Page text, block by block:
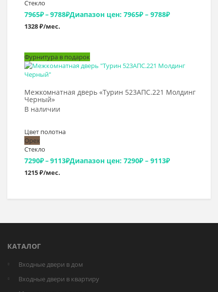
Стекло
7965₽–9788₽Диапазон цен: 7965₽ – 9788₽
1328 ₽/мес.
Фурнитура в подарок
Межкомнатная дверь «Турин 523АПС.221 Молдинг
Черный»
В наличии
Цвет полотна
Орех
Стекло
7290₽–9113₽Диапазон цен: 7290₽ – 9113₽
1215 ₽/мес.
Выбрать >
КАТАЛОГ
Входные двери в дом
Входные двери в квартиру